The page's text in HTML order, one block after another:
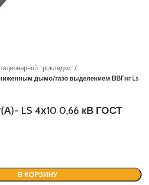
увеличить
прокладки
дымо/газо выделением ВВГнг Ls
LS 4х10 0,66 кВ ГОСТ
В КОРЗИНУ